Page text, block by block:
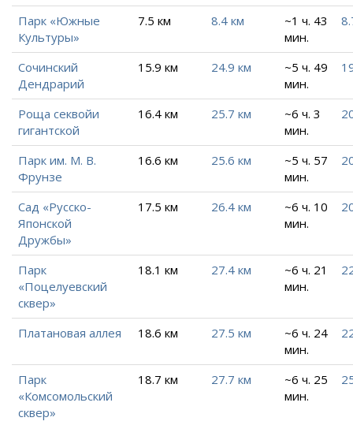
Парк «Южные
Культуры»
7.5 км 8.4 км
~1 ч. 43
мин.
Сочинский
Дендрарий
15.9 км 24.9 км
~5 ч. 49
мин.
Роща секвойи
гигантской
16.4 км 25.7 км
~6 ч. 3
мин.
Парк им. М. В.
Фрунзе
16.6 км 25.6 км
~5 ч. 57
мин.
Сад «Русско-
Японской
Дружбы»
17.5 км 26.4 км
~6 ч. 10
мин.
Парк
«Поцелуевский
сквер»
18.1 км 27.4 км
~6 ч. 21
мин.
Платановая аллея 18.6 км 27.5 км
~6 ч. 24
мин.
Парк
«Комсомольский
сквер»
18.7 км 27.7 км
~6 ч. 25
мин.